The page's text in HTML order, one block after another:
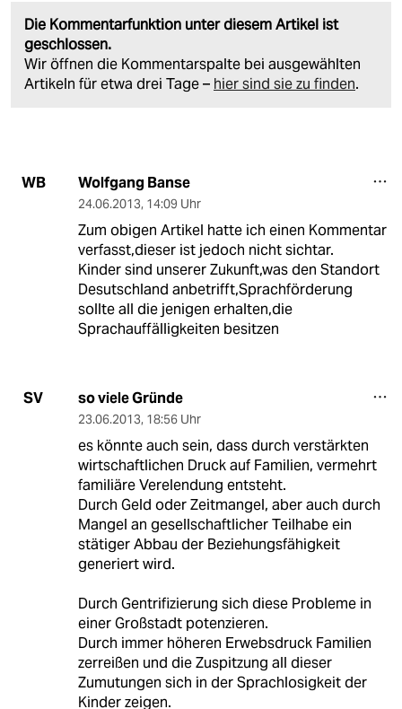
Die Kommentarfunktion unter diesem Artikel ist
geschlossen.
Wir öffnen die Kommentarspalte bei ausgewählten
Artikeln für etwa drei Tage – hier sind sie zu finden.
WB Wolfgang Banse
24.06.2013, 14:09 Uhr
Zum obigen Artikel hatte ich einen Kommentar
verfasst,dieser ist jedoch nicht sichtar.
Kinder sind unserer Zukunft,was den Standort
Desutschland anbetrifft,Sprachförderung
sollte all die jenigen erhalten,die
Sprachauffälligkeiten besitzen
SV so viele Gründe
23.06.2013, 18:56 Uhr
es könnte auch sein, dass durch verstärkten
wirtschaftlichen Druck auf Familien, vermehrt
familiäre Verelendung entsteht.
Durch Geld oder Zeitmangel, aber auch durch
Mangel an gesellschaftlicher Teilhabe ein
stätiger Abbau der Beziehungsfähigkeit
generiert wird.
Durch Gentrifizierung sich diese Probleme in
einer Großstadt potenzieren.
Durch immer höheren Erwebsdruck Familien
zerreißen und die Zuspitzung all dieser
Zumutungen sich in der Sprachlosigkeit der
Kinder zeigen.